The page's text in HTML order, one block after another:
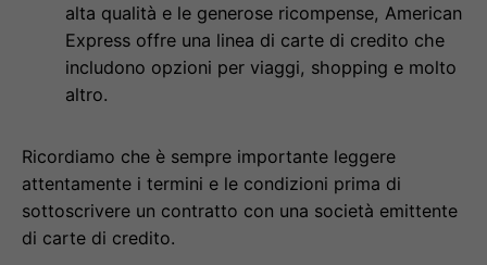
alta qualità e le generose ricompense, American
Express offre una linea di carte di credito che
includono opzioni per viaggi, shopping e molto
altro.
Ricordiamo che è sempre importante leggere
attentamente i termini e le condizioni prima di
sottoscrivere un contratto con una società emittente
di carte di credito.